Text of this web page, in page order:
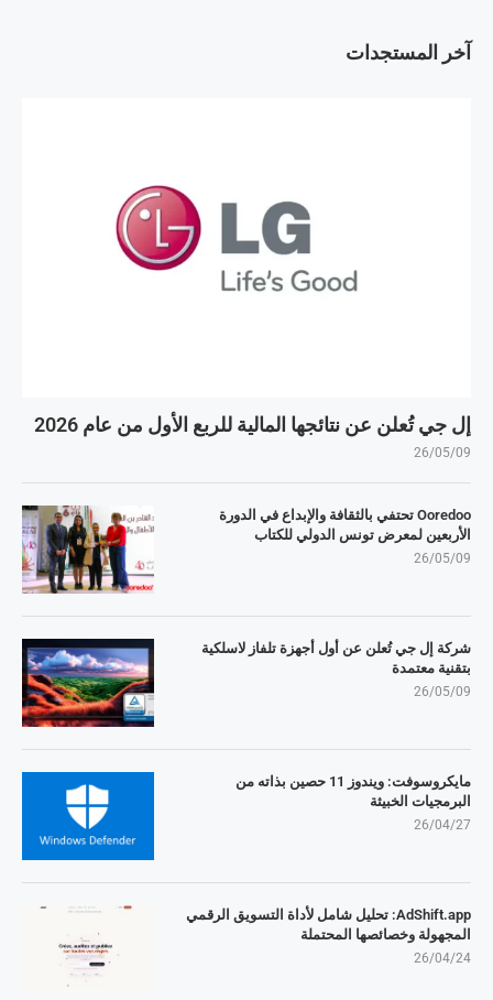
آخر المستجدات
إل جي تُعلن عن نتائجها المالية للربع الأول من عام 2026
26/05/09
Ooredoo تحتفي بالثقافة والإبداع في الدورة
الأربعين لمعرض تونس الدولي للكتاب
26/05/09
شركة إل جي تُعلن عن أول أجهزة تلفاز لاسلكية
بتقنية معتمدة
26/05/09
مايكروسوفت: ويندوز 11 حصين بذاته من
البرمجيات الخبيثة
26/04/27
AdShift.app: تحليل شامل لأداة التسويق الرقمي
المجهولة وخصائصها المحتملة
26/04/24